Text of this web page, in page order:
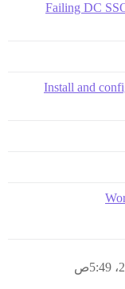
Failing DC
Install and